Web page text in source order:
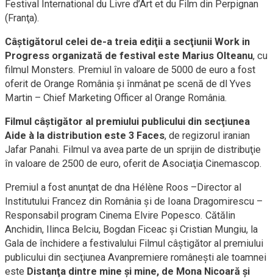
Festival International du Livre d’Art et du Film din Perpignan
(Franţa).
Câştigătorul celei de-a treia ediţii a secţiunii Work in
Progress organizată de festival este Marius Olteanu, cu
filmul Monsters. Premiul în valoare de 5000 de euro a fost
oferit de Orange România şi înmânat pe scenă de dl Yves
Martin – Chief Marketing Officer al Orange România.
Filmul câştigător al premiului publicului din secţiunea
Aide à la distribution este 3 Faces, de regizorul iranian
Jafar Panahi. Filmul va avea parte de un sprijin de distribuţie
în valoare de 2500 de euro, oferit de Asociaţia Cinemascop.
Premiul a fost anunţat de dna Hélène Roos –Director al
Institutului Francez din România şi de Ioana Dragomirescu –
Responsabil program Cinema Elvire Popesco. Cătălin
Anchidin, Ilinca Belciu, Bogdan Ficeac şi Cristian Mungiu, la
Gala de închidere a festivalului Filmul câştigător al premiului
publicului din secţiunea Avanpremiere româneşti ale toamnei
este Distanţa dintre mine şi mine, de Mona Nicoară şi